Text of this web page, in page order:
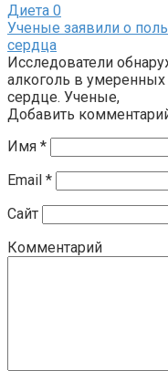
Диета 0
Ученые заявили о
сердца
Исследователи
алкоголь в
сердце. Ученые,
Добавить
Имя *
Email *
Сайт
Комментарий